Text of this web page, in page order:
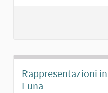
Rappresentazioni
Luna